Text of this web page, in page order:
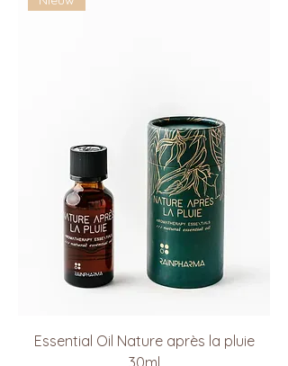
Essential Oil Nature après la pluie